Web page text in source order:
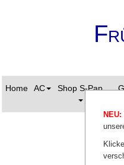
F
Home AC Shop S-Pap
NEU: